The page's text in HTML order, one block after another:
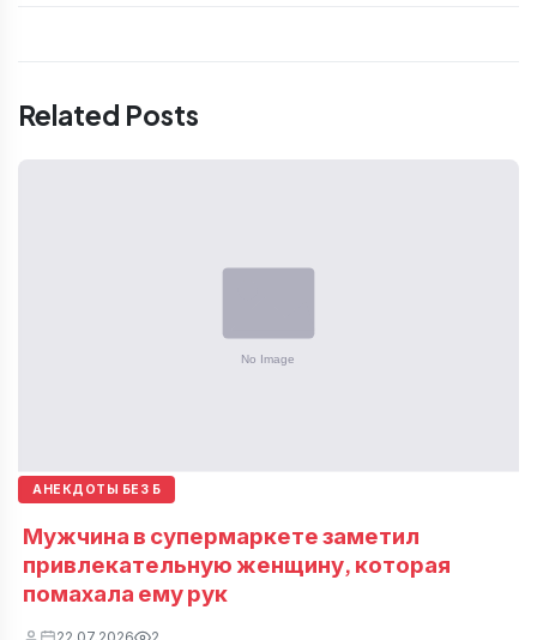
Related Posts
АНЕКДОТЫ БЕЗ Б
Мужчина в супермаркете заметил
привлекательную женщину, которая
помахала ему рук